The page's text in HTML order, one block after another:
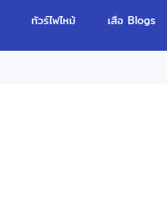
ทัวร์ไฟไหม้ เสือ Blogs